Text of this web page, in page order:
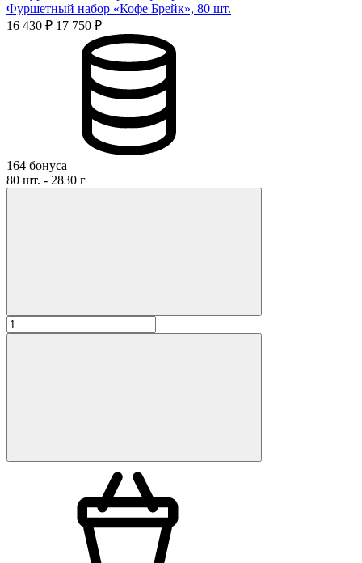
Фуршетный набор «Кофе Брейк», 80 шт.
16 430 ₽ 17 750 ₽
164 бонуса
80 шт. - 2830 г